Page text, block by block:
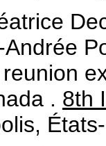
. 8th